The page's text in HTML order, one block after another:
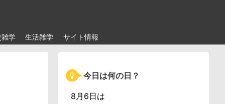
学 生活雑学 サイト情報
今日は何の日？
8月6日は